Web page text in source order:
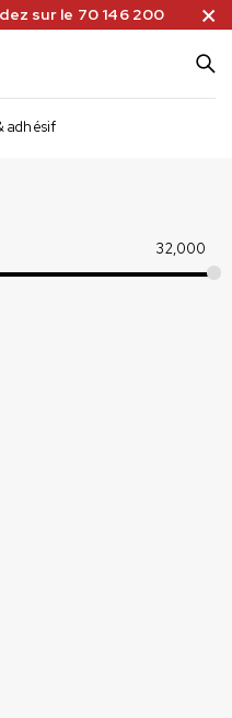
sur le 70 146 200
adhésif
32,000